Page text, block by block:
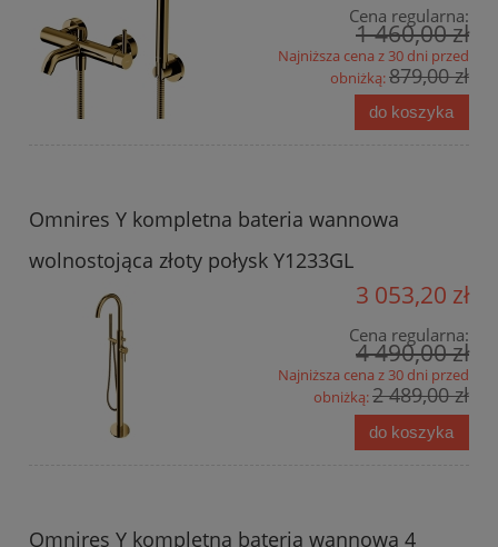
Cena regularna:
1 460,00 zł
Najniższa cena z 30 dni przed
obniżką:879,00 zł
do koszyka
Omnires Y kompletna bateria wannowa
wolnostojąca złoty połysk Y1233GL
3 053,20 zł
Cena regularna:
4 490,00 zł
Najniższa cena z 30 dni przed
obniżką:2 489,00 zł
do koszyka
Omnires Y kompletna bateria wannowa 4